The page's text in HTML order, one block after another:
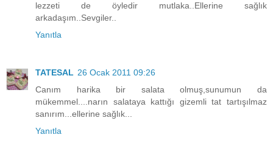
lezzeti de öyledir mutlaka..Ellerine sağlık
arkadaşım..Sevgiler..
Yanıtla
TATESAL 26 Ocak 2011 09:26
Canım harika bir salata olmuş,sunumun da
mükemmel....narın salataya kattığı gizemli tat tartışılmaz
sanırım...ellerine sağlık...
Yanıtla